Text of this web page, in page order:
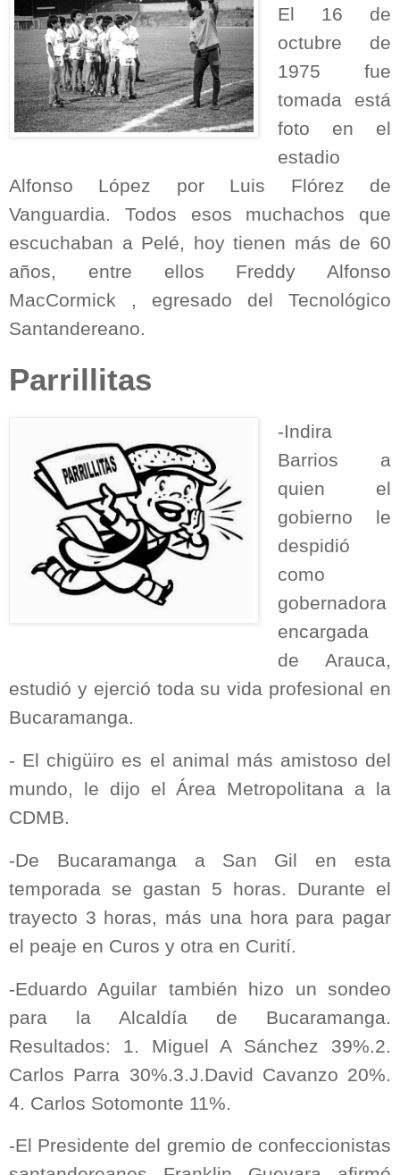
El 16 de
octubre de
1975 fue
tomada está
foto en el
estadio
Alfonso López por Luis Flórez de
Vanguardia. Todos esos muchachos que
escuchaban a Pelé, hoy tienen más de 60
años, entre ellos Freddy Alfonso
MacCormick , egresado del Tecnológico
Santandereano.
Parrillitas
-Indira
Barrios a
quien el
gobierno le
despidió
como
gobernadora
encargada
de Arauca,
estudió y ejerció toda su vida profesional en
Bucaramanga.
- El chigüiro es el animal más amistoso del
mundo, le dijo el Área Metropolitana a la
CDMB.
-De Bucaramanga a San Gil en esta
temporada se gastan 5 horas. Durante el
trayecto 3 horas, más una hora para pagar
el peaje en Curos y otra en Curití.
-Eduardo Aguilar también hizo un sondeo
para la Alcaldía de Bucaramanga.
Resultados: 1. Miguel A Sánchez 39%.2.
Carlos Parra 30%.3.J.David Cavanzo 20%.
4. Carlos Sotomonte 11%.
-El Presidente del gremio de confeccionistas